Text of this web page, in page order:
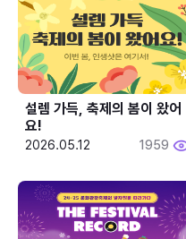
설렘 가득, 축제의 봄이 왔어
요!
2026.05.12 1959